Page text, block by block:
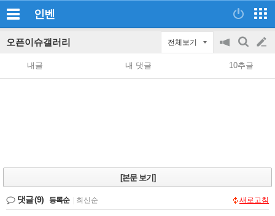
인벤
오픈이슈갤러리 전체보기
공
지
on/off
검
색
글
쓰
내글 내 댓글 10추글
[본문 보기]
댓글(9) 등록순 최신순 새로고침